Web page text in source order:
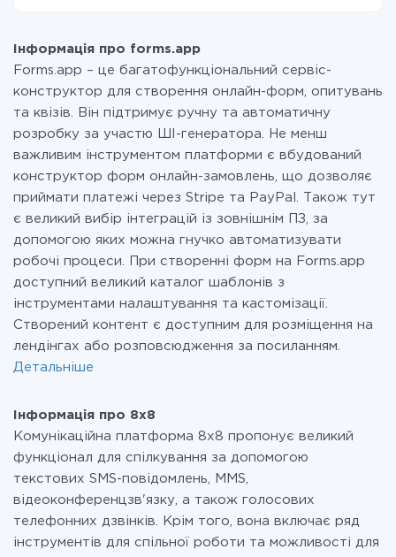
при необхідності. Детальніше про
Інформація про forms.app
Forms.app – це багатофункціональний сервіс-
конструктор для створення онлайн-форм, опитувань
та квізів. Він підтримує ручну та автоматичну
розробку за участю ШІ-генератора. Не менш
важливим інструментом платформи є вбудований
конструктор форм онлайн-замовлень, що дозволяє
приймати платежі через Stripe та PayPal. Також тут
є великий вибір інтеграцій із зовнішнім ПЗ, за
допомогою яких можна гнучко автоматизувати
робочі процеси. При створенні форм на Forms.app
доступний великий каталог шаблонів з
інструментами налаштування та кастомізації.
Створений контент є доступним для розміщення на
лендінгах або розповсюдження за посиланням.
Детальніше
Інформація про 8x8
Комунікаційна платформа 8х8 пропонує великий
функціонал для спілкування за допомогою
текстових SMS-повідомлень, MMS,
відеоконференцзв'язку, а також голосових
телефонних дзвінків. Крім того, вона включає ряд
інструментів для спільної роботи та можливості для